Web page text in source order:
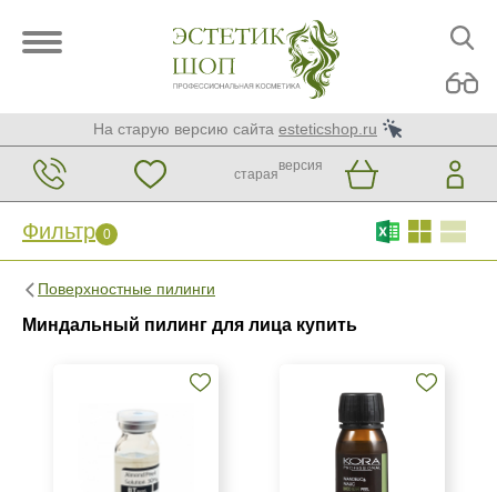
На старую версию сайта esteticshop.ru
старая
версия
Фильтр 0
Поверхностные пилинги
Миндальный пилинг для лица купить
Фильтр 0